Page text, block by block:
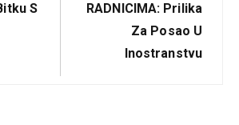
S
RADNICIMA: Prilika
Za Posao U
Inostranstvu